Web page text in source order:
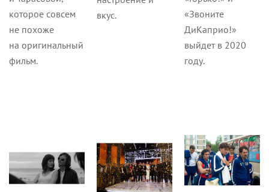
которое совсем
не похоже
на оригинальный
фильм.
вкус.
«Звоните
ДиКаприо!»
выйдет в 2020
году.